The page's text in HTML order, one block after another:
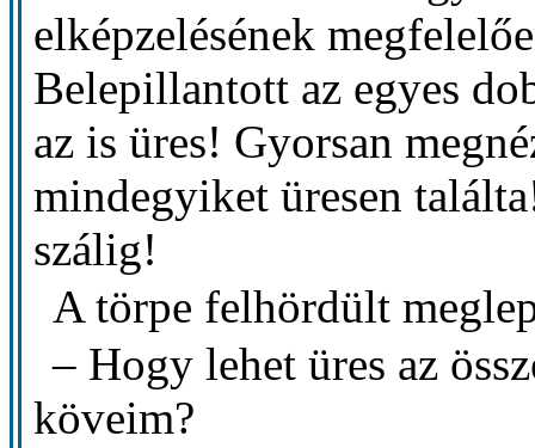
elképzelésének
Belepillantott az egyes
az is üres! Gyorsan
mindegyiket üresen
szálig!
A törpe felhördült
– Hogy lehet üres az
köveim?